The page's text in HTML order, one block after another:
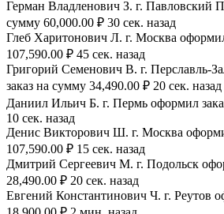
Герман Владленович З. г. Павловский
сумму 60,000.00 ₽ 30 сек. назад
Глеб Харитонович Л. г. Москва
107,590.00 ₽ 45 сек. назад
Григорий Семенович В. г. Перславль-
заказ на сумму 34,490.00 ₽ 20 сек. назад
Даниил Ильич Б. г. Пермь оформил
10 сек. назад
Денис Викторович Ш. г. Москва
107,590.00 ₽ 15 сек. назад
Дмитрий Сергеевич М. г. Подольск
28,490.00 ₽ 20 сек. назад
Евгений Константинович Ч. г. Реутов